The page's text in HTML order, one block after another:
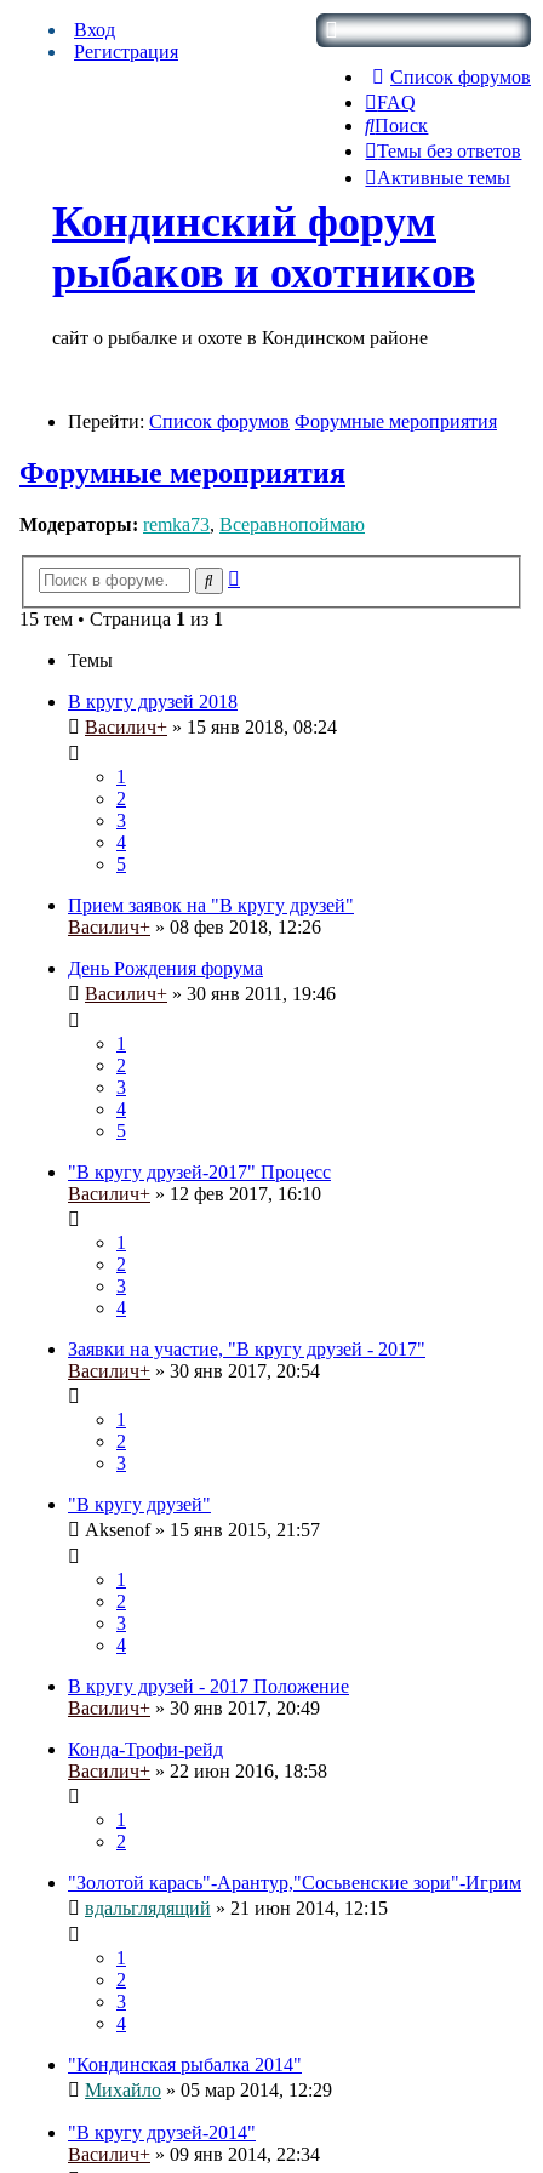
Список форумов
FAQ
Поиск
Темы без ответов
Активные темы
Вход
Регистрация
Кондинский форум
рыбаков и охотников
сайт о рыбалке и охоте в Кондинском районе
Перейти: Список форумов Форумные мероприятия
Форумные мероприятия
Модераторы: remka73, Всеравнопоймаю
Поиск
15 тем • Страница 1 из 1
Темы
В кругу друзей 2018
Василич+ » 15 янв 2018, 08:24
1
2
3
4
5
Прием заявок на "В кругу друзей"
Василич+ » 08 фев 2018, 12:26
День Рождения форума
Василич+ » 30 янв 2011, 19:46
1
2
3
4
5
"В кругу друзей-2017" Процесс
Василич+ » 12 фев 2017, 16:10
1
2
3
4
Заявки на участие, "В кругу друзей - 2017"
Василич+ » 30 янв 2017, 20:54
1
2
3
"В кругу друзей"
Aksenof» 15 янв 2015, 21:57
1
2
3
4
В кругу друзей - 2017 Положение
Василич+ » 30 янв 2017, 20:49
Конда-Трофи-рейд
Василич+ » 22 июн 2016, 18:58
1
2
"Золотой карась"-Арантур,"Сосьвенские зори"-Игрим
вдальглядящий » 21 июн 2014, 12:15
1
2
3
4
"Кондинская рыбалка 2014"
Михайло » 05 мар 2014, 12:29
"В кругу друзей-2014"
Василич+ » 09 янв 2014, 22:34